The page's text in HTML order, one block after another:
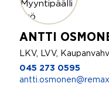
ANTTI
LKV, LVV,
045 273 0595